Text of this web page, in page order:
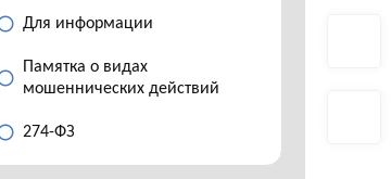
Для информации
Памятка о видах
мошеннических действий
274-ФЗ